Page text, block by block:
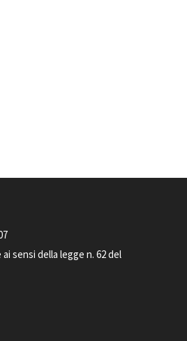
sensi della legge n. 62 del